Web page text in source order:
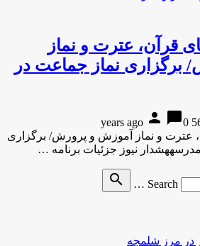
قرآن، عترت و نماز
برگزاری نماز جماعت در
56
person chat_bubble0
عترت و نماز آموزش و پرورش/ برگزاری
Search …
search
در مرز شلمچه